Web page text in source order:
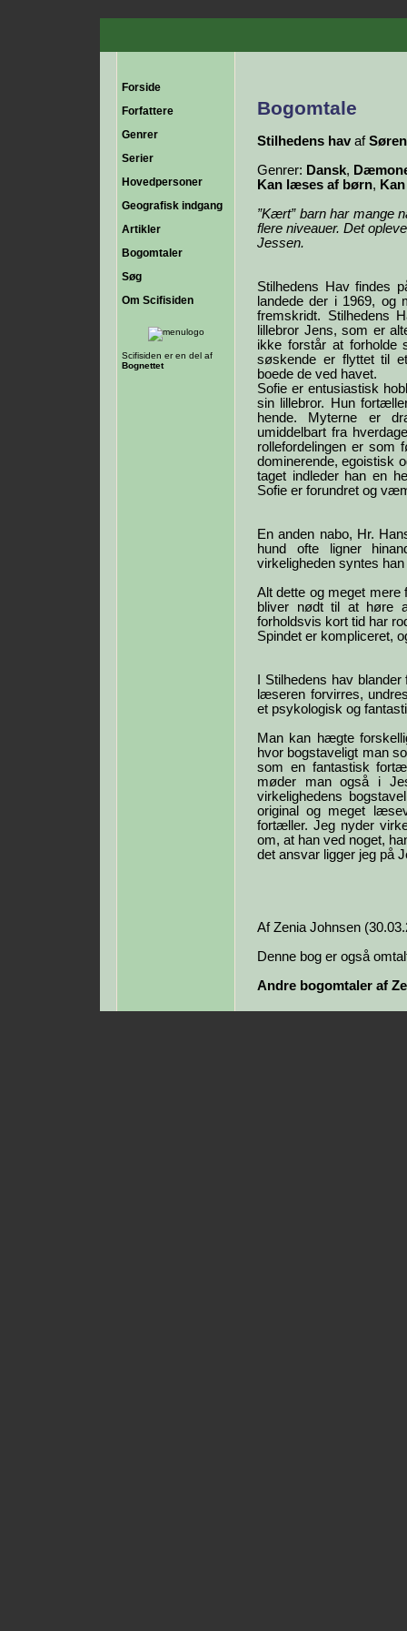
Forside
Forfattere
Genrer
Serier
Hovedpersoner
Geografisk indgang
Artikler
Bogomtaler
Søg
Om Scifisiden
Scifisiden er en del af
Bognettet
Bogomtale
Stilhedens hav af
Genrer: Dansk,
Kan læses af børn,
”Kært” barn har mange
flere niveauer. Det
Jessen.
Stilhedens Hav findes
landede der i 1969, og
fremskridt. Stilhedens
lillebror Jens, som er
ikke forstår at
søskende er flyttet til
boede de ved havet.
Sofie er entusiastisk
sin lillebror. Hun
hende. Myterne er
umiddelbart fra
rollefordelingen er som
dominerende, egoistisk
taget indleder han en
Sofie er forundret og
En anden nabo, Hr.
hund ofte ligner
virkeligheden syntes
Alt dette og meget
bliver nødt til at høre
forholdsvis kort tid har
Spindet er kompliceret,
I Stilhedens hav
læseren forvirres,
et psykologisk og
Man kan hægte
hvor bogstaveligt man
som en fantastisk
møder man også i
virkelighedens
original og meget
fortæller. Jeg nyder
om, at han ved noget,
det ansvar ligger jeg på
Af Zenia Johnsen
Denne bog er også
Andre bogomtaler af